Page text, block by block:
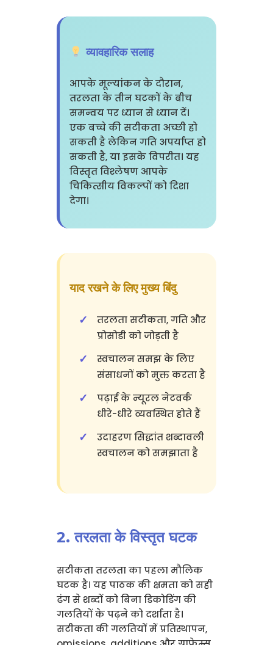
व्यावहारिक सलाह
आपके मूल्यांकन के दौरान,
तरलता के तीन घटकों के बीच
समन्वय पर ध्यान से ध्यान दें।
एक बच्चे की सटीकता अच्छी हो
सकती है लेकिन गति अपर्याप्त हो
सकती है, या इसके विपरीत। यह
विस्तृत विश्लेषण आपके
चिकित्सीय विकल्पों को दिशा
देगा।
याद रखने के लिए मुख्य बिंदु
तरलता सटीकता, गति और
प्रोसोडी को जोड़ती है
स्वचालन समझ के लिए
संसाधनों को मुक्त करता है
पढ़ाई के न्यूरल नेटवर्क
धीरे-धीरे व्यवस्थित होते हैं
उदाहरण सिद्धांत शब्दावली
स्वचालन को समझाता है
2. तरलता के विस्तृत घटक
सटीकता तरलता का पहला मौलिक
घटक है। यह पाठक की क्षमता को सही
ढंग से शब्दों को बिना डिकोडिंग की
गलतियों के पढ़ने को दर्शाता है।
सटीकता की गलतियों में प्रतिस्थापन,